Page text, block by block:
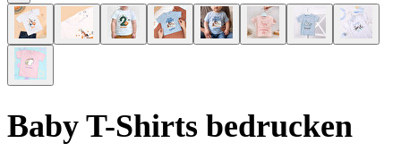
Baby T-Shirts bedrucken